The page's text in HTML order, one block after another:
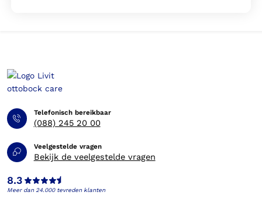
Telefonisch bereikbaar
(088) 245 20 00
Veelgestelde vragen
Bekijk de veelgestelde vragen
8.3
Meer dan 24.000 tevreden klanten